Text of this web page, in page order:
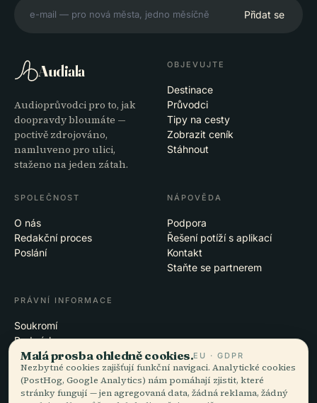
Přidat se
Audiala
Audioprůvodci pro to, jak
doopravdy bloumáte —
poctivě zdrojováno,
namluveno pro ulici,
staženo na jeden zátah.
OBJEVUJTE
Destinace
Průvodci
Tipy na cesty
Zobrazit ceník
Stáhnout
SPOLEČNOST
O nás
Redakční proces
Poslání
NÁPOVĚDA
Podpora
Řešení potíží s aplikací
Kontakt
Staňte se partnerem
PRÁVNÍ INFORMACE
Soukromí
Podmínky
Nastavení cookies
Smazat účet
Malá prosba ohledně cookies.EU · GDPR
Nezbytné cookies zajišťují funkční navigaci. Analytické cookies
(PostHog, Google Analytics) nám pomáhají zjistit, které
stránky fungují — jen agregovaná data, žádná reklama, žádný